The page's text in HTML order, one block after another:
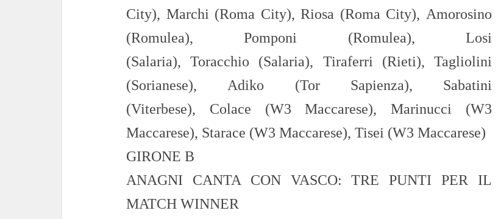
City), Marchi (Roma City),Riosa (Roma City), Amorosino
(Romulea),Pomponi (Romulea),Losi
(Salaria),Toracchio (Salaria), Tiraferri (Rieti),Tagliolini
(Sorianese), Adiko (Tor Sapienza), Sabatini
(Viterbese), Colace (W3 Maccarese),Marinucci (W3
Maccarese), Starace (W3 Maccarese), Tisei (W3 Maccarese)
GIRONE B
ANAGNI CANTA CON VASCO: TRE PUNTI PER IL
MATCH WINNER